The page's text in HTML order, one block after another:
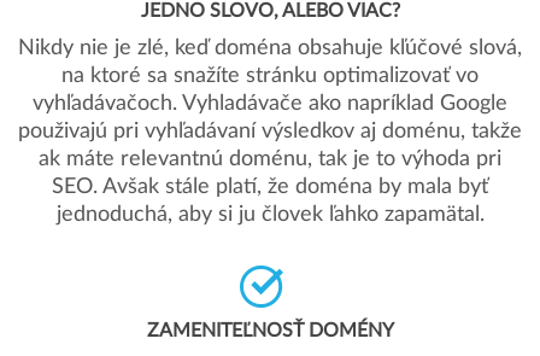
JEDNO SLOVO, ALEBO VIAC?
Nikdy nie je zlé, keď doména obsahuje kľúčové slová,
na ktoré sa snažíte stránku optimalizovať vo
vyhľadávačoch. Vyhladávače ako napríklad Google
použivajú pri vyhľadávaní výsledkov aj doménu, takže
ak máte relevantnú doménu, tak je to výhoda pri
SEO. Avšak stále platí, že doména by mala byť
jednoduchá, aby si ju človek ľahko zapamätal.
ZAMENITEĽNOSŤ DOMÉNY